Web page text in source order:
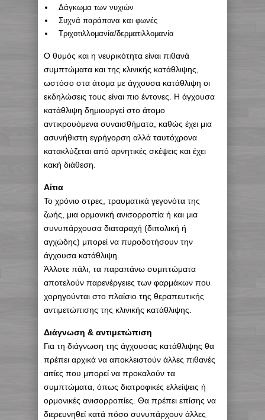
Δάγκωμα των νυχιών
Συχνά παράπονα και φωνές
Τριχοτιλλομανία/δερματιλλομανία
Ο θυμός και η νευρικότητα είναι πιθανά
συμπτώματα και της κλινικής κατάθλιψης,
ωστόσο στα άτομα με άγχουσα κατάθλιψη οι
εκδηλώσεις τους είναι πιο έντονες. Η άγχουσα
κατάθλιψη δημιουργεί στο άτομο
αντικρουόμενα συναισθήματα, καθώς έχει μια
ασυνήθιστη εγρήγορση αλλά ταυτόχρονα
κατακλύζεται από αρνητικές σκέψεις και έχει
κακή διάθεση.
Αίτια
Το χρόνιο στρες, τραυματικά γεγονότα της
ζωής, μια ορμονική ανισορροπία ή και μια
συνυπάρχουσα διαταραχή (διπολική ή
αγχώδης) μπορεί να πυροδοτήσουν την
άγχουσα κατάθλιψη.
Άλλοτε πάλι, τα παραπάνω συμπτώματα
αποτελούν παρενέργειες των φαρμάκων που
χορηγούνται στο πλαίσιο της θεραπευτικής
αντιμετώπισης της κλινικής κατάθλιψης.
Διάγνωση & αντιμετώπιση
Για τη διάγνωση της άγχουσας κατάθλιψης θα
πρέπει αρχικά να αποκλειστούν άλλες πιθανές
αιτίες που μπορεί να προκαλούν τα
συμπτώματα, όπως διατροφικές ελλείψεις ή
ορμονικές ανισορροπίες. Θα πρέπει επίσης να
διερευνηθεί κατά πόσο συνυπάρχουν άλλες